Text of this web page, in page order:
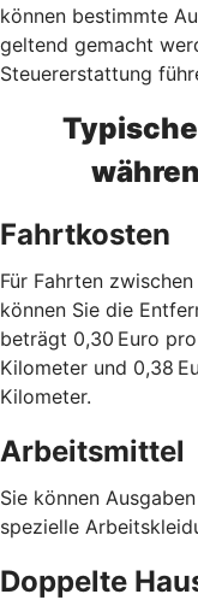
können bestimmte
geltend gemacht
Steuererstattung
Fahrtkosten
Für Fahrten
können Sie die
beträgt 0,30 Euro
Kilometer und 0,38
Kilometer.
Arbeitsmittel
Sie können
spezielle
Doppelte